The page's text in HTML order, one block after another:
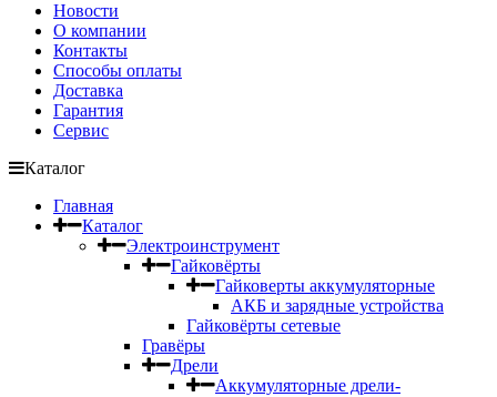
Новости
О компании
Контакты
Способы оплаты
Доставка
Гарантия
Сервис
Каталог
Главная
Каталог
Электроинструмент
Гайковёрты
Гайковерты аккумуляторные
АКБ и зарядные устройства
Гайковёрты сетевые
Гравёры
Дрели
Аккумуляторные дрели-